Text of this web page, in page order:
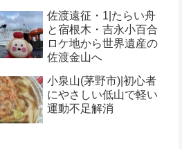
佐渡遠征・1|たらい舟
と宿根木・吉永小百合
ロケ地から世界遺産の
佐渡金山へ
小泉山(茅野市)|初心者
にやさしい低山で軽い
運動不足解消